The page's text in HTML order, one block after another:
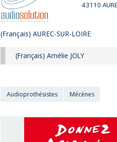
43110
(Français) AUREC-SUR-LOIRE
(Français) Amélie JOLY
Audioprothésistes Mécènes